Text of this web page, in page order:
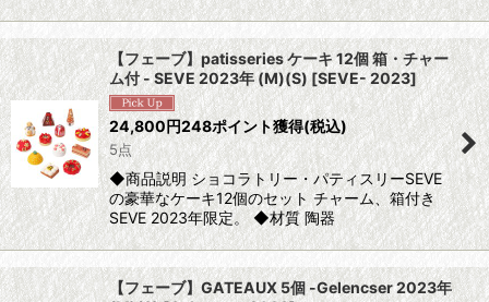
【フェーブ】patisseries ケーキ 12個 箱・チャー
ム付 - SEVE 2023年 (M)(S) [SEVE- 2023]
24,800円248ポイント獲得(税込)
5点
◆商品説明 ショコラトリー・パティスリーSEVE
の豪華なケーキ12個のセット チャーム、箱付き
SEVE 2023年限定。 ◆材質 陶器
【フェーブ】GATEAUX 5個 -Gelencser 2023年